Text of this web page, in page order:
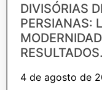
DIVISÓRIAS
PERSIANAS:
4 de agosto de